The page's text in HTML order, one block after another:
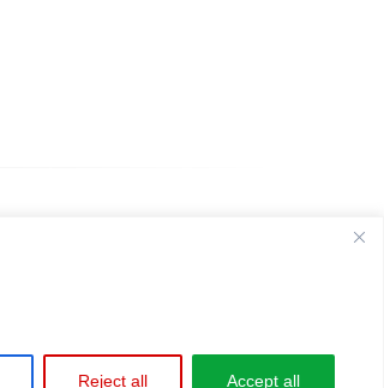
Reject all Accept all